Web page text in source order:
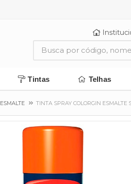
Tintas Telhas
ESMALTE TINTA SPRAY COLORGIN ESMALTE